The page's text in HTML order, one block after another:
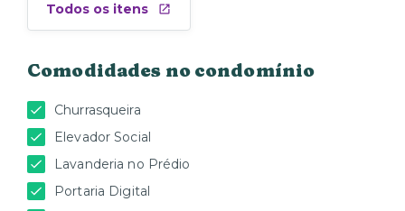
Todos os itens
Comodidades no condomínio
Churrasqueira
Elevador Social
Lavanderia no Prédio
Portaria Digital